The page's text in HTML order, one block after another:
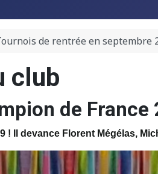
de rentrée en septembre
club
de
! Il devance Florent Mégélas,